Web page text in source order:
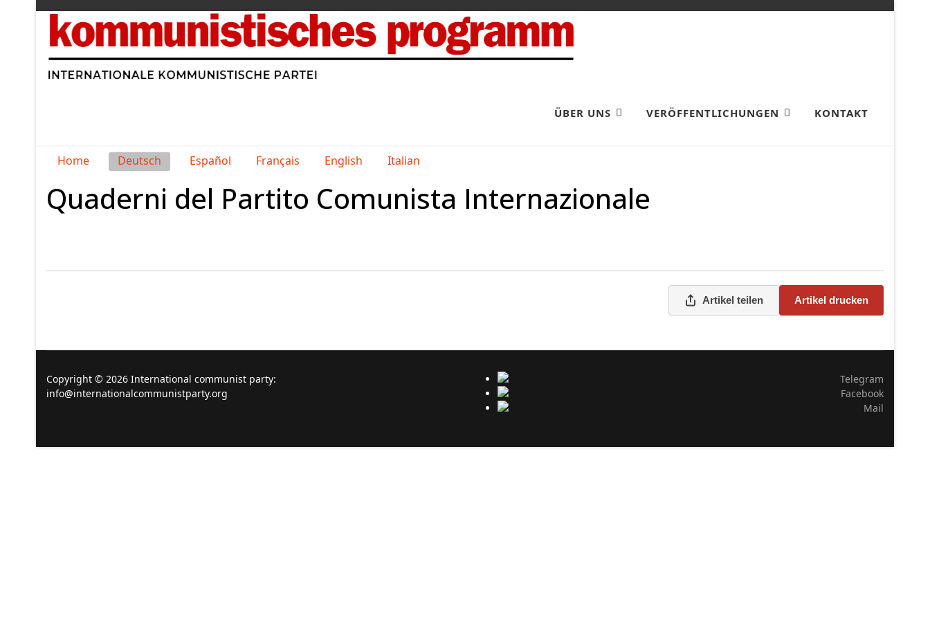
ÜBER UNS VERÖFFENTLICHUNGEN KONTAKT
Sprache auswählen
Home Deutsch Español Français English Italian
Quaderni del Partito Comunista Internazionale
Artikel teilen Artikel drucken
Copyright © 2026 International communist party:
info@internationalcommunistparty.org